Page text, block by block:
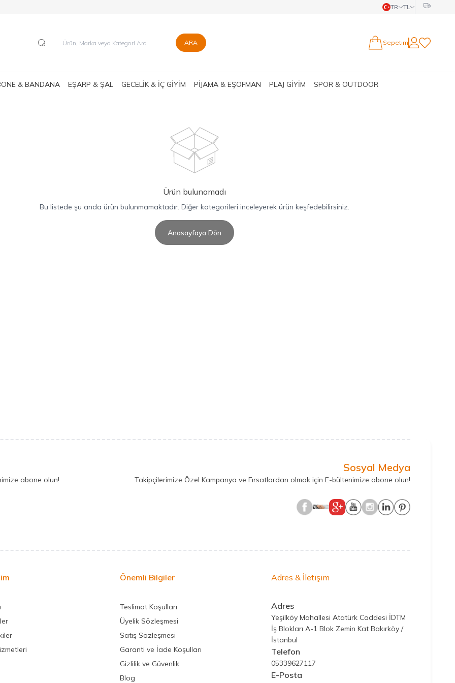
TR TL
ARA SepetimHesabım
Favorilerim
& BANDANA EŞARP & ŞAL GECELİK & İÇ GİYİM PİJAMA & EŞOFMAN PLAJ GİYİM
SPOR & OUTDOOR
Ürün bulunamadı
Bu listede şu anda ürün bulunmamaktadır. Diğer kategorileri inceleyerek ürün keşfedebilirsiniz.
Anasayfaya Dön
abone olun!
Sosyal Medya
Takipçilerimize Özel Kampanya ve Fırsatlardan olmak için E-bültenimize abone olun!
Adres & İletişim
Adres
Yeşilköy Mahallesi Atatürk Caddesi İDTM
İş Blokları A-1 Blok Zemin Kat Bakırköy /
İstanbul
Telefon
05339627117
E-Posta
Önemli Bilgiler
Teslimat Koşulları
Üyelik Sözleşmesi
Satış Sözleşmesi
Garanti ve İade Koşulları
Gizlilik ve Güvenlik
Blog